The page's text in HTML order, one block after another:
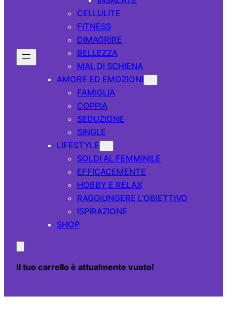
CELLULITE
FITNESS
DIMAGRIRE
BELLEZZA
MAL DI SCHIENA
AMORE ED EMOZIONI
FAMIGLIA
COPPIA
SEDUZIONE
SINGLE
LIFESTYLE
SOLDI AL FEMMINILE
EFFICACEMENTE
HOBBY E RELAX
RAGGIUNGERE L’OBIETTIVO
ISPIRAZIONE
SHOP
Il tuo carrello è attualmente vuoto!